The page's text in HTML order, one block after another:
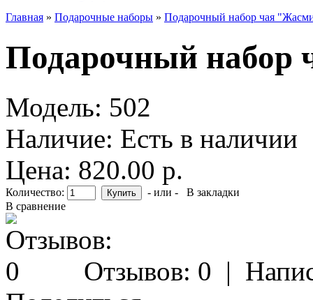
Главная » Подарочные наборы » Подарочный набор чая
Подарочный
Модель: 502
Наличие: Есть в наличии
Цена: 820.00 р.
Количество: - или -
В закладки
В сравнение
Отзывов: 0 |